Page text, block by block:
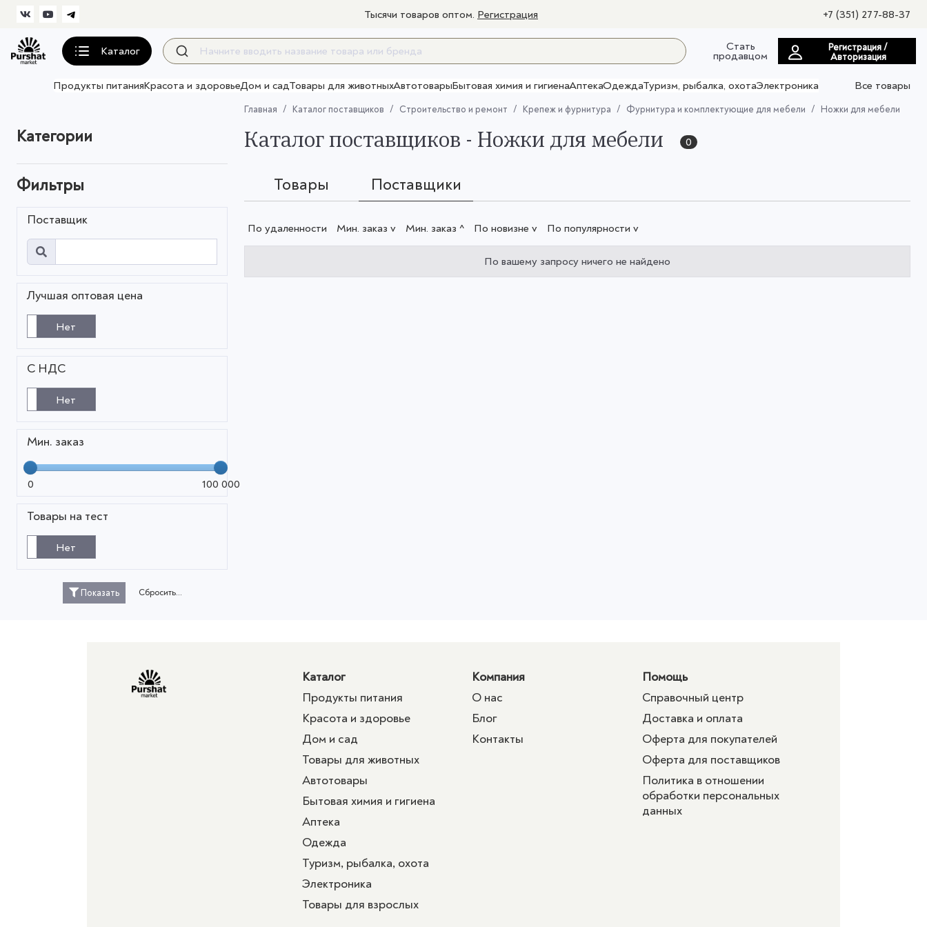
Тысячи товаров оптом. Регистрация +7 (351) 277-88-37
Каталог Стать
продавцом
Регистрация /
Авторизация
Продукты питанияКрасота и здоровьеДом и садТовары для животныхАвтотоварыБытовая химия и гигиенаАптекаОдеждаТуризм, рыбалка, охотаЭлектроника
Все товары
Главная Каталог поставщиков Строительство и ремонт Крепеж и фурнитура Фурнитура и комплектующие для мебели Ножки для мебели
Категории
Фильтры
Поставщик
Лучшая оптовая цена
Нет
С НДС
Нет
Мин. заказ
0 100 000
Товары на тест
Нет
Показать Сбросить...
Каталог поставщиков - Ножки для мебели 0
Товары Поставщики
По удаленности Мин. заказ v Мин. заказ ^ По новизне v По популярности v
По вашему запросу ничего не найдено
Каталог
Продукты питания
Красота и здоровье
Дом и сад
Товары для животных
Автотовары
Бытовая химия и гигиена
Аптека
Одежда
Туризм, рыбалка, охота
Электроника
Товары для взрослых
Компания
О нас
Блог
Контакты
Помощь
Справочный центр
Доставка и оплата
Оферта для покупателей
Оферта для поставщиков
Политика в отношении
обработки персональных
данных